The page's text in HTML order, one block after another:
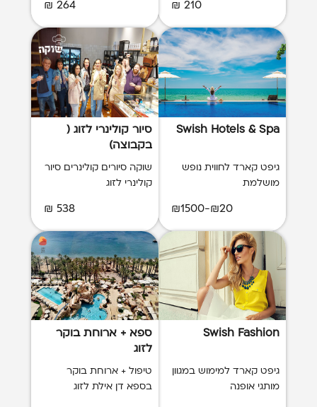
210 ₪
264 ₪
Swish Hotels & Spa
גיפט קארד לחווית נופש
מושלמת
₪20-₪1500
סיור קולינרי לזוג (
בקבוצה)
שוקה סיורים קולינרים סיור
קולינרי לזוג
538 ₪
Swish Fashion
גיפט קארד למימוש במגוון
מותגי אופנה
ספא + ארוחת בוקר
לזוג
טיפול + ארוחת בוקר
בספא דן אילת לזוג